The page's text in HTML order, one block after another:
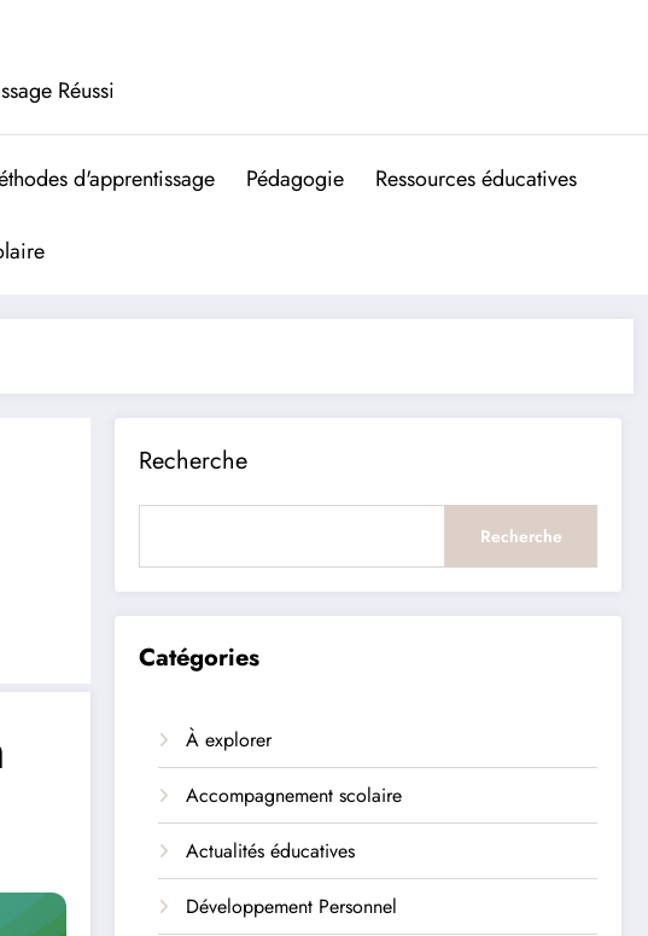
Réussi
d'apprentissage Pédagogie Ressources éducatives
Recherche
Recherche
Catégories
À explorer
Accompagnement scolaire
Actualités éducatives
Développement Personnel